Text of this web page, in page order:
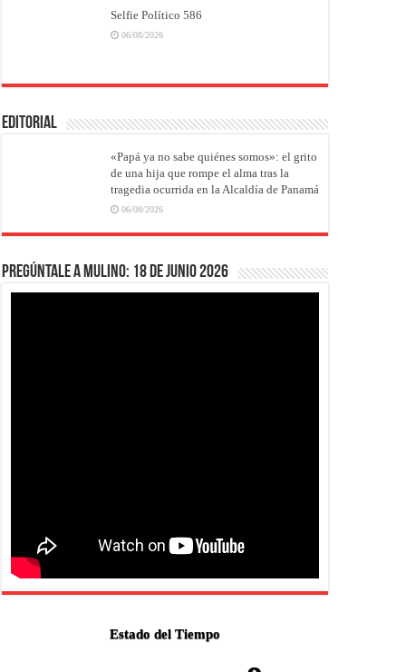
Selfie Político 586
06/08/2026
EDITORIAL
«Papá ya no sabe quiénes somos»: el grito
de una hija que rompe el alma tras la
tragedia ocurrida en la Alcaldía de Panamá
06/08/2026
Pregúntale a Mulino: 18 de junio 2026
Estado del Tiempo